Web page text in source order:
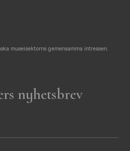
museisektorns gemensamma intressen.
nyhetsbrev